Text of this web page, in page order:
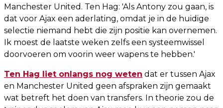
Manchester United. Ten Hag: 'Als Antony zou gaan, is
dat voor Ajax een aderlating, omdat je in de huidige
selectie niemand hebt die zijn positie kan overnemen.
Ik moest de laatste weken zelfs een systeemwissel
doorvoeren om voorin weer wapens te hebben.'
Ten Hag liet onlangs nog weten dat er tussen Ajax
en Manchester United geen afspraken zijn gemaakt
wat betreft het doen van transfers. In theorie zou de